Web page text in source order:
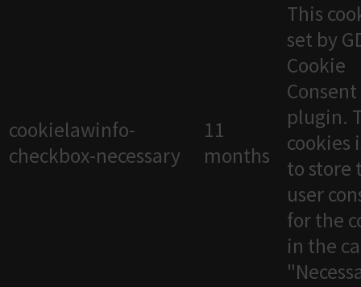
cookielawinfo-
checkbox-necessary
11
months
This
set by
Cookie
Consent
plugin.
cookies
to store
user
for the
in the